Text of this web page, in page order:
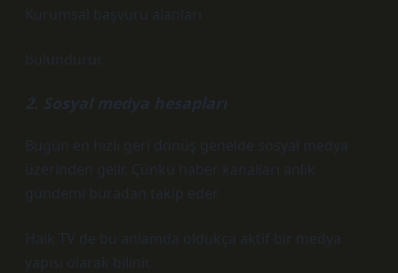
Kurumsal başvuru alanları
bulundurur.
2. Sosyal medya hesapları
Bugün en hızlı geri dönüş genelde sosyal medya
üzerinden gelir. Çünkü haber kanalları anlık
gündemi buradan takip eder.
Halk TV de bu anlamda oldukça aktif bir medya
yapısı olarak bilinir.